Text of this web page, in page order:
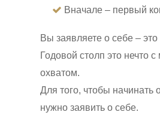
Вначале – первый
Вы заявляете о себе – это
Годовой столп это нечто
охватом.
Для того, чтобы
нужно заявить о себе.